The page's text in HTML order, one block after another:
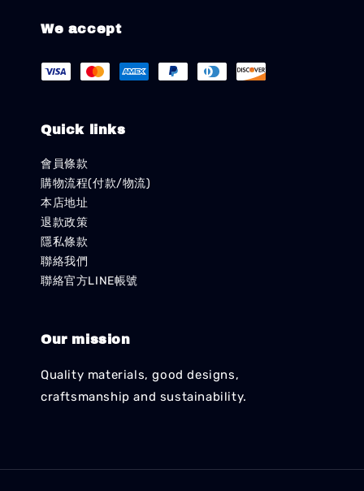
We accept
Quick links
會員條款
購物流程(付款/物流)
本店地址
退款政策
隱私條款
聯絡我們
聯絡官方LINE帳號
Our mission
Quality materials, good designs,
craftsmanship and sustainability.